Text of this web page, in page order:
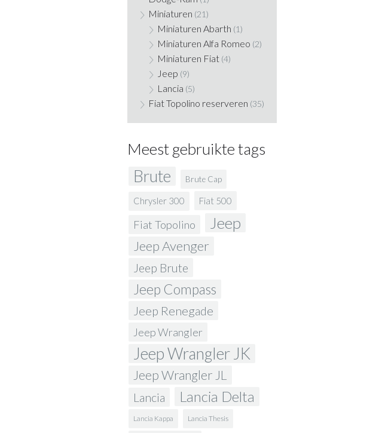
Miniaturen (21)
Miniaturen Abarth (1)
Miniaturen Alfa Romeo (2)
Miniaturen Fiat (4)
Jeep (9)
Lancia (5)
Fiat Topolino reserveren (35)
Meest gebruikte tags
Brute Brute Cap
Chrysler 300 Fiat 500
Fiat Topolino Jeep
Jeep Avenger
Jeep Brute
Jeep Compass
Jeep Renegade
Jeep Wrangler
Jeep Wrangler JK
Jeep Wrangler JL
Lancia Lancia Delta
Lancia Kappa Lancia Thesis